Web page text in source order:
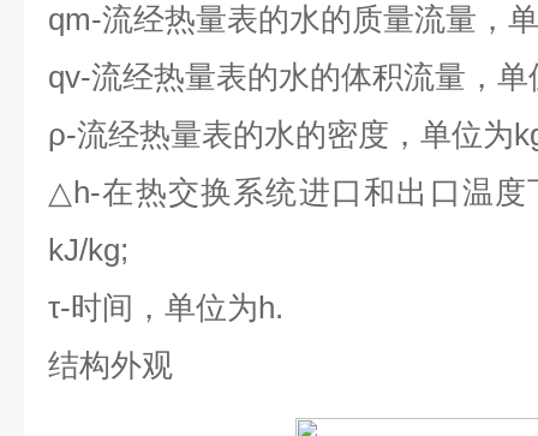
qm-流经热量表的水的质量流量，
qv-流经热量表的水的体积流量，单
ρ-流经热量表的水的密度，单位为
△h-在热交换系统进口和出口温
kJ/kg;
τ-时间，单位为h.
结构外观